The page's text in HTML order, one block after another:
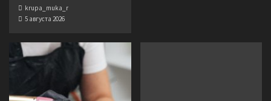
krupa_muka_r
5 августа 2026